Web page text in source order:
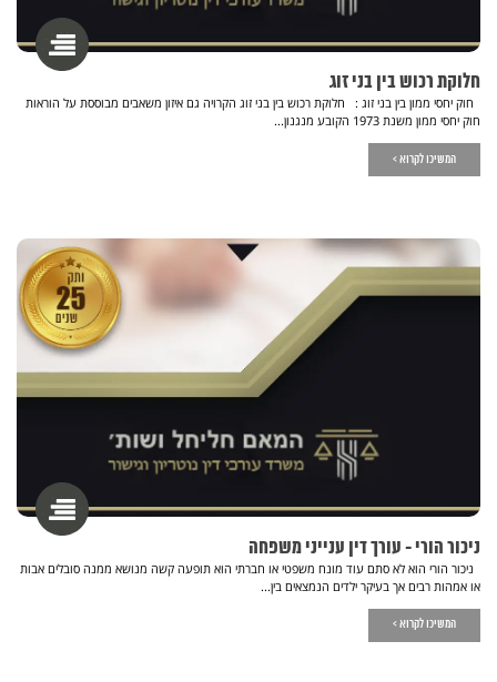
חלוקת רכוש בין בני זוג
חוק יחסי ממון בין בני זוג : חלוקת רכוש בין בני זוג הקרויה גם איזון משאבים מבוססת על הוראות
חוק יחסי ממון משנת 1973 הקובע מנגנון...
המשיכו לקרוא >
ניכור הורי - עורך דין ענייני משפחה
ניכור הורי הוא לא סתם עוד מונח משפטי או חברתי הוא תופעה קשה מנושא ממנה סובלים אבות
או אמהות רבים אך בעיקר ילדים הנמצאים בין...
המשיכו לקרוא >